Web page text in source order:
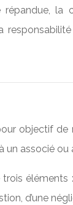
la
objectif
un associé ou
trois
d’une